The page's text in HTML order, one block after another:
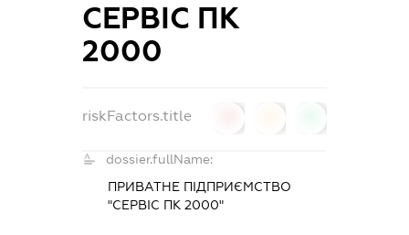
СЕРВІС ПК
2000
riskFactors.title
dossier.fullName:
ПРИВАТНЕ ПІДПРИЄМСТВО
"СЕРВІС ПК 2000"